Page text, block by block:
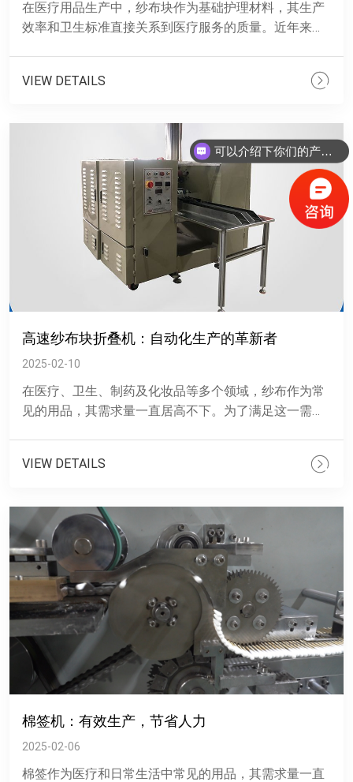
在医疗用品生产中，纱布块作为基础护理材料，其生产
效率和卫生标准直接关系到医疗服务的质量。近年来，
VIEW DETAILS
高速纱布块折叠机：自动化生产的革新者
2025-02-10
在医疗、卫生、制药及化妆品等多个领域，纱布作为常
见的用品，其需求量一直居高不下。为了满足这一需
VIEW DETAILS
棉签机：有效生产，节省人力
2025-02-06
棉签作为医疗和日常生活中常见的用品，其需求量一直
你们是怎么收费的呢？